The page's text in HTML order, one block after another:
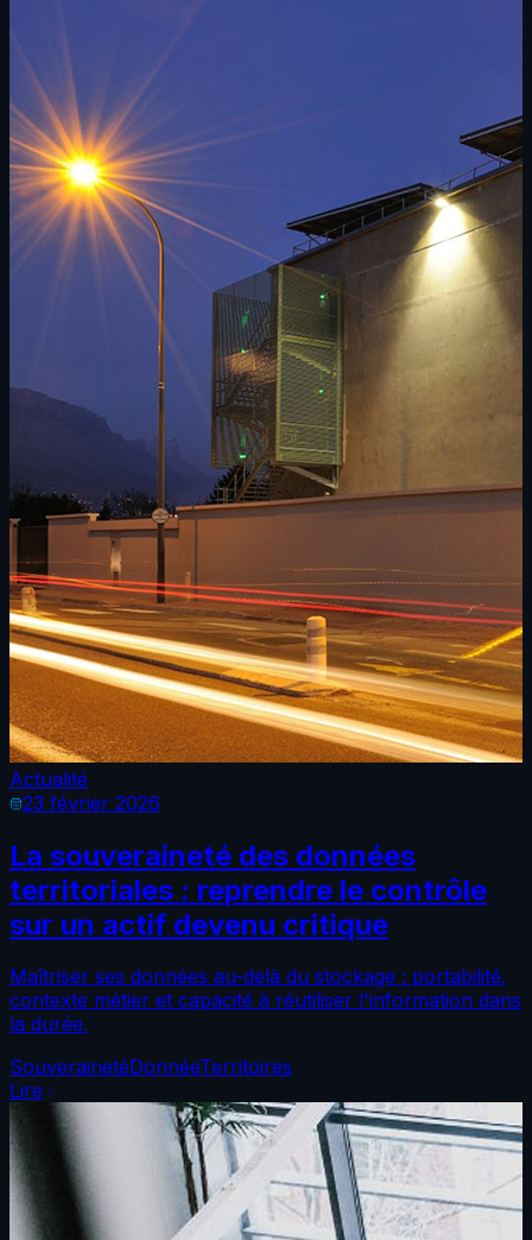
Actualité
23 février 2026
La souveraineté des données
territoriales : reprendre le contrôle
sur un actif devenu critique
Maîtriser ses données au-delà du stockage : portabilité,
contexte métier et capacité à réutiliser l'information dans
la durée.
SouverainetéDonnéeTerritoires
Lire